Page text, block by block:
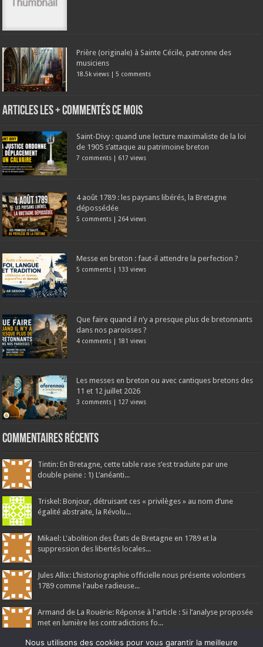
Prière (originale) à Sainte Cécile, patronne des
musiciens
18.5k views |5 comments
Articles les + commentés ce mois
Saint-Divy : quand une lecture maximaliste de la loi
de 1905 s’attaque au patrimoine breton
7 comments | 617 views
4 août 1789 : les paysans libérés, la Bretagne
dépossédée
5 comments | 264 views
Messe en breton : faut-il attendre la perfection ?
5 comments | 133 views
Que faire quand il n’y a presque plus de bretonnants
dans nos paroisses ?
4 comments | 181 views
Les messes en breton ou avec cantiques bretons des
11 et 12 juillet 2026
3 comments | 127 views
Commentaires récents
Tintin: En Bretagne, cette table rase s’est traduite par une
double peine : 1) L’anéanti...
Triskel: Bonjour, détruisant ces « privilèges » au nom d’une
égalité abstraite, la Révolu...
Mikael: L'abolition des États de Bretagne en 1789 et la
suppression des libertés locales...
Jules Allix: L’historiographie officielle nous présente volontiers
1789 comme l'aube radieuse...
Armand de La Rouërie: Réponse à l'article : Si l’analyse proposée
met en lumière les contradictions fo...
Nous utilisons des cookies pour vous garantir la meilleure